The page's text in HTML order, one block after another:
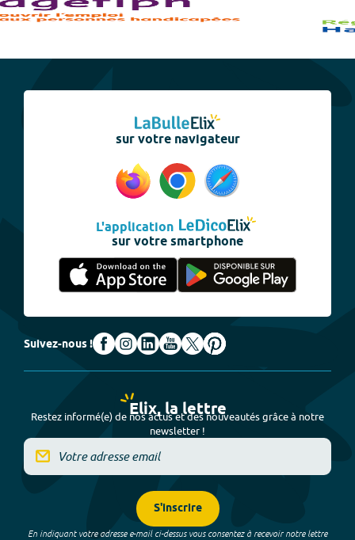
sur votre navigateur
L'application
sur votre smartphone
Suivez-nous !
Elix, la lettre
Restez informé(e) de nos actus et des nouveautés grâce à notre
newsletter !
S'inscrire
En indiquant votre adresse e-mail ci-dessus vous consentez à recevoir notre lettre